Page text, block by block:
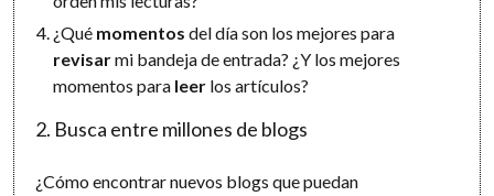
¿Qué momentos del día son los mejores para
revisarmi bandeja de entrada? ¿Y los mejores
momentos para leer los artículos?
2. Busca entre millones de blogs
¿Cómo encontrar nuevos blogs que puedan